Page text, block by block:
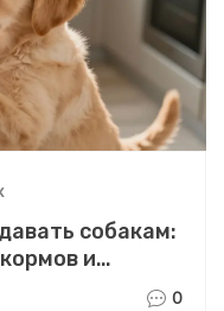
собакам:
и
0